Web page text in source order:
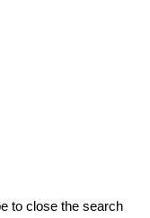
to close the search